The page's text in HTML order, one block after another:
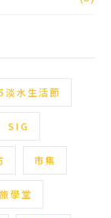
淡水生活節
SIG
市集
旅學堂